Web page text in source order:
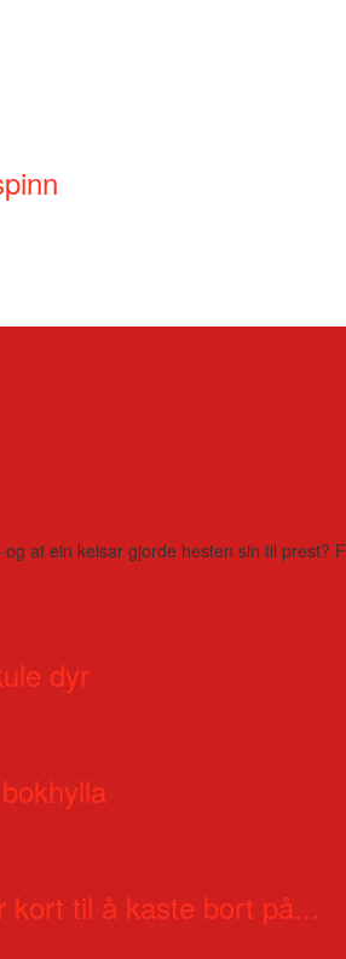
at ein keisar gjorde hesten sin til
dyr
kort til å kaste bort på...